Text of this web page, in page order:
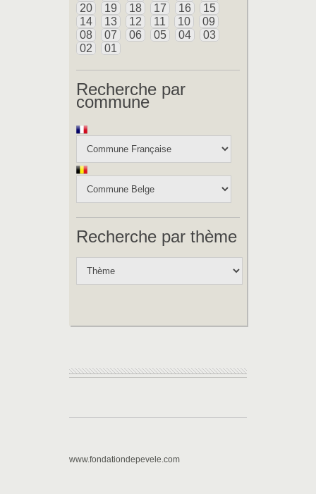
20
19 18 17 16
15
14
13 12 11 10
09
08
07 06 05 04
03
02
01
Recherche par
commune
Recherche par thème
www.fondationdepevele.com